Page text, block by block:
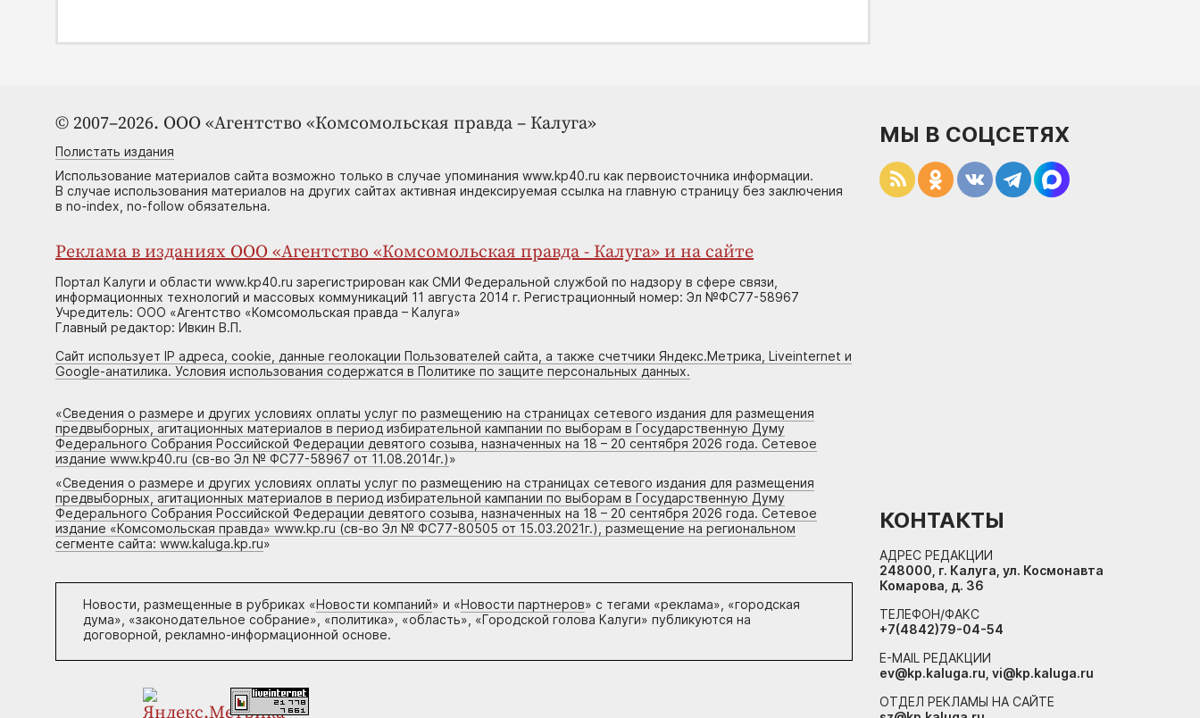
© 2007–2026. ООО «Агентство «Комсомольская правда – Калуга»
Полистать издания
Использование материалов сайта возможно только в случае упоминания www.kp40.ru как первоисточника информации.
В случае использования материалов на других сайтах активная индексируемая ссылка на главную страницу без заключения
в no-index, no-follow обязательна.
Реклама в изданиях ООО «Агентство «Комсомольская правда - Калуга» и на сайте
Портал Калуги и области www.kp40.ru зарегистрирован как СМИ Федеральной службой по надзору в сфере связи,
информационных технологий и массовых коммуникаций 11 августа 2014 г. Регистрационный номер: Эл №ФС77-58967
Учредитель: ООО «Агентство «Комсомольская правда – Калуга»
Главный редактор: Ивкин В.П.
Сайт использует IP адреса, cookie, данные геолокации Пользователей сайта, а также счетчики Яндекс.Метрика, Liveinternet и
Google-анатилика. Условия использования содержатся в Политике по защите персональных данных.
«Сведения о размере и других условиях оплаты услуг по размещению на страницах сетевого издания для размещения
предвыборных, агитационных материалов в период избирательной кампании по выборам в Государственную Думу
Федерального Собрания Российской Федерации девятого созыва, назначенных на 18 – 20 сентября 2026 года. Сетевое
издание www.kp40.ru (св-во Эл № ФС77-58967 от 11.08.2014г.)»
«Сведения о размере и других условиях оплаты услуг по размещению на страницах сетевого издания для размещения
предвыборных, агитационных материалов в период избирательной кампании по выборам в Государственную Думу
Федерального Собрания Российской Федерации девятого созыва, назначенных на 18 – 20 сентября 2026 года. Сетевое
издание «Комсомольская правда» www.kp.ru (св-во Эл № ФС77-80505 от 15.03.2021г.), размещение на региональном
сегменте сайта: www.kaluga.kp.ru»
Новости, размещенные в рубриках «Новости компаний» и «Новости партнеров» с тегами «реклама», «городская
дума», «законодательное собрание», «политика», «область», «Городской голова Калуги» публикуются на
договорной, рекламно-информационной основе.
МЫ В СОЦСЕТЯХ
КОНТАКТЫ
АДРЕС РЕДАКЦИИ
248000, г. Калуга, ул. Космонавта
Комарова, д. 36
ТЕЛЕФОН/ФАКС
+7(4842)79-04-54
E-MAIL РЕДАКЦИИ
ev@kp.kaluga.ru, vi@kp.kaluga.ru
ОТДЕЛ РЕКЛАМЫ НА САЙТЕ